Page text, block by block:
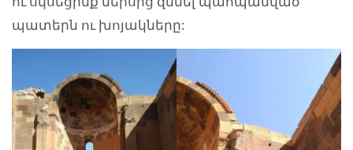
պատերն ու խոյակները: